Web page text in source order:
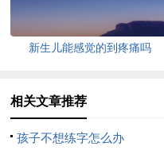
新生儿能感觉的到疼痛吗
相关文章推荐
孩子不想练字怎么办